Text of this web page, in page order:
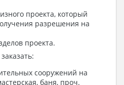
проекта, который
разрешения на
проекта.
сооружений на
баня, проч.